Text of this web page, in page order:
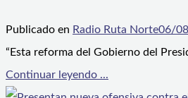
Publicado en Radio Ruta Norte06/
“Esta reforma del Gobierno del
Continuar leyendo ...